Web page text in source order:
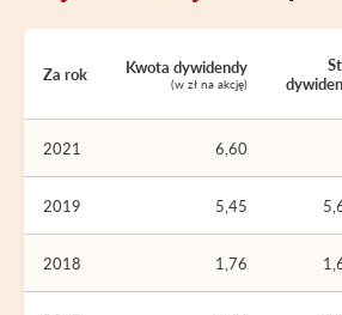
Za rok Kwota dywidendy
(w zł na akcję)
2021 6,60
2019 5,45
2018 1,76